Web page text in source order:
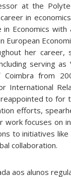
at the
in
Economics with
European
her career,
serving as
Coimbra from
International
to for
efforts,
work focuses on
to initiatives
collaboration.
aos alunos